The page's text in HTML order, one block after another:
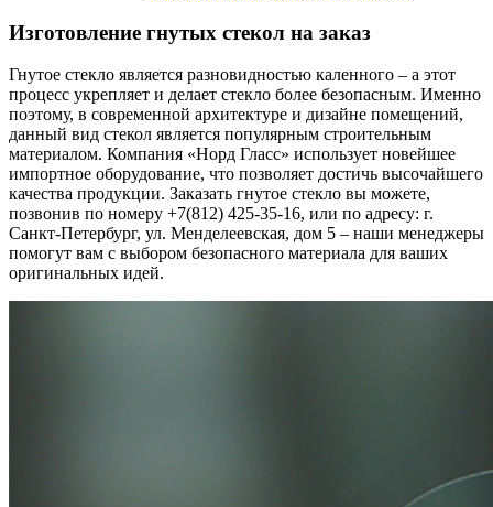
Изготовление гнутых стекол на заказ
Гнутое стекло является разновидностью каленного – а этот
процесс укрепляет и делает стекло более безопасным. Именно
поэтому, в современной архитектуре и дизайне помещений,
данный вид стекол является популярным строительным
материалом. Компания «Норд Гласс» использует новейшее
импортное оборудование, что позволяет достичь высочайшего
качества продукции. Заказать гнутое стекло вы можете,
позвонив по номеру +7(812) 425-35-16, или по адресу: г.
Санкт-Петербург, ул. Менделеевская, дом 5 – наши менеджеры
помогут вам с выбором безопасного материала для ваших
оригинальных идей.